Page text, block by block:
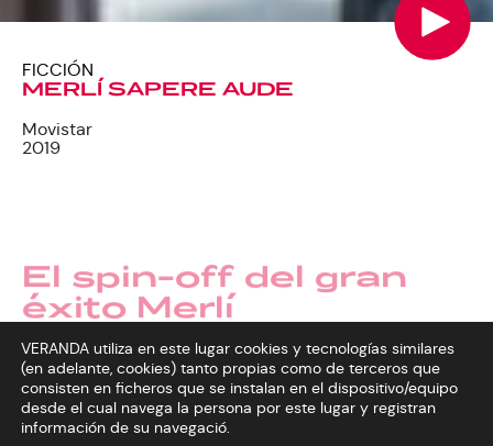
FICCIÓN
MERLÍ SAPERE AUDE
Movistar
2019
El spin-off del gran
éxito Merlí
Pol Rubio, el alumno preferido de Merlí Bergeron,
ha llegado a la universidad. Empieza una nueva
etapa en su vida decidido a convertirse en
profesor de filosofía. Quiere ser el nuevo Merlí.
En la facultad descubrirá nuevos amigos y
VERANDA utiliza en este lugar cookies y tecnologías similares
(en adelante, cookies) tanto propias como de terceros que
consisten en ficheros que se instalan en el dispositivo/equipo
desde el cual navega la persona por este lugar y registran
información de su navegació.